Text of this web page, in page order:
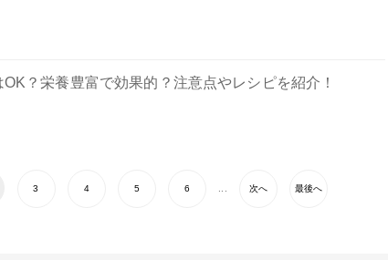
？栄養豊富で効果的？注意点やレシピを紹介！
3 4 5 6 次へ 最後へ